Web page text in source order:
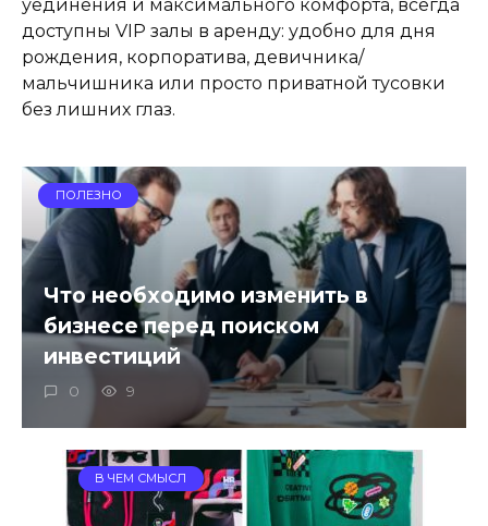
уединения и максимального комфорта, всегда
доступны VIP залы в аренду: удобно для дня
рождения, корпоратива, девичника/
мальчишника или просто приватной тусовки
без лишних глаз.
ПОЛЕЗНО
Что необходимо изменить в
бизнесе перед поиском
инвестиций
0 9
В ЧЕМ СМЫСЛ